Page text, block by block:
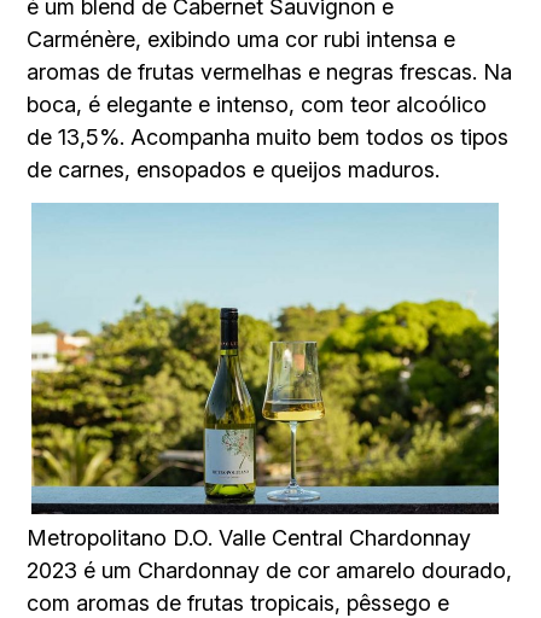
é um blend de Cabernet Sauvignon e
Carménère, exibindo uma cor rubi intensa e
aromas de frutas vermelhas e negras frescas. Na
boca, é elegante e intenso, com teor alcoólico
de 13,5%. Acompanha muito bem todos os tipos
de carnes, ensopados e queijos maduros.
Metropolitano D.O. Valle Central Chardonnay
2023 é um Chardonnay de cor amarelo dourado,
com aromas de frutas tropicais, pêssego e